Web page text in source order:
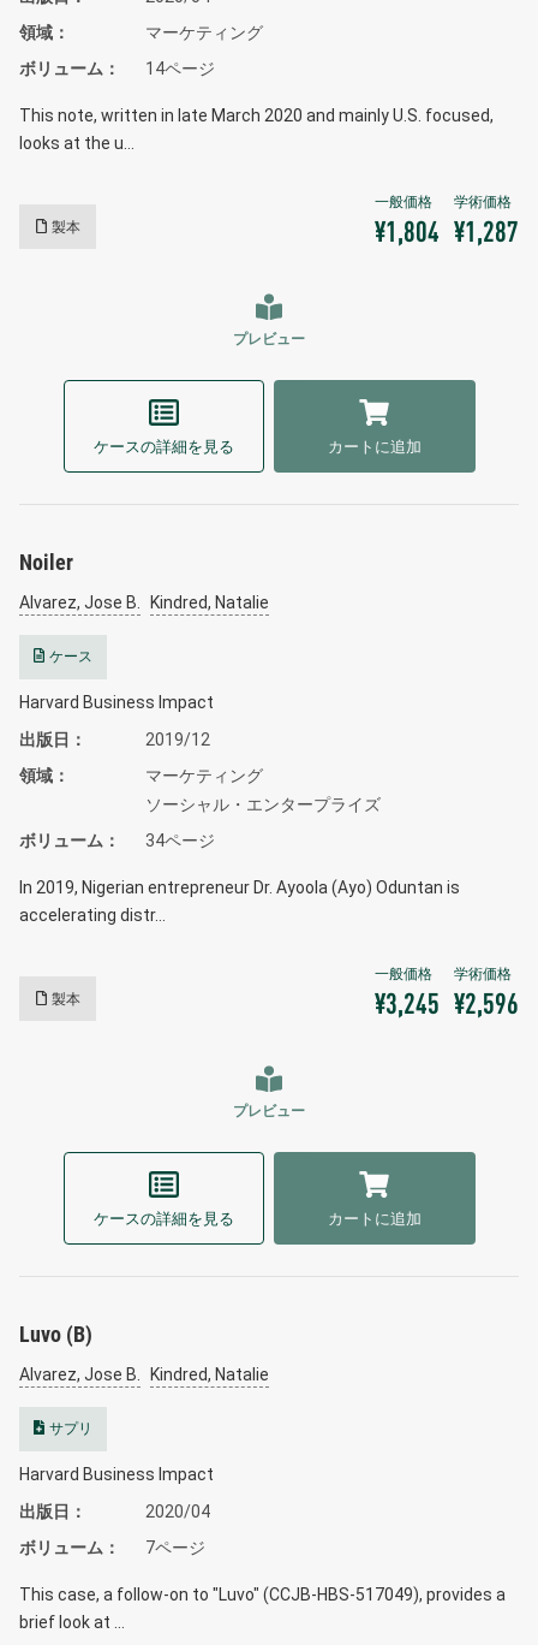
領域
マーケティング
ボリューム
14ページ
This note, written in late March 2020 and mainly U.S. focused,
looks at the u…
製本 ¥1,804 ¥1,287
プレビュー
ケースの詳細を見る カートに追加
Noiler
Alvarez, Jose B. Kindred, Natalie
ケース
Harvard Business Impact
出版日
2019/12
領域
マーケティング
ソーシャル・エンタープライズ
ボリューム
34ページ
In 2019, Nigerian entrepreneur Dr. Ayoola (Ayo) Oduntan is
accelerating distr…
製本 ¥3,245 ¥2,596
プレビュー
ケースの詳細を見る カートに追加
Luvo (B)
Alvarez, Jose B. Kindred, Natalie
サプリ
Harvard Business Impact
出版日
2020/04
ボリューム
7ページ
This case, a follow-on to "Luvo" (CCJB-HBS-517049), provides a
brief look at …